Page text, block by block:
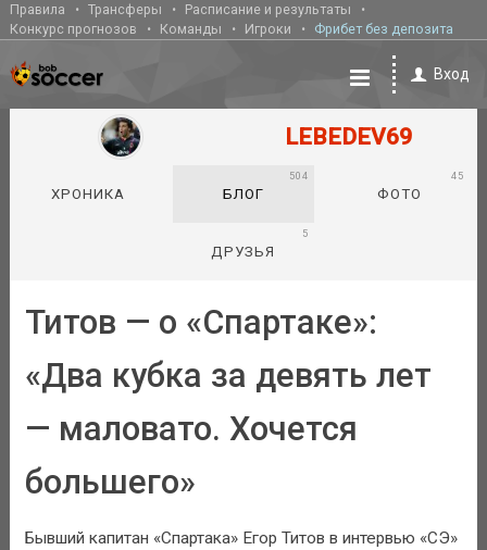
Правила Трансферы
Расписание и результаты
Конкурс прогнозов
Команды Игроки Фрибет без депозита
Вход
LEBEDEV69
ХРОНИКА БЛОГ
504
ФОТО
45
ДРУЗЬЯ
5
Титов — о «Спартаке»:
«Два кубка за девять лет
— маловато. Хочется
большего»
Бывший капитан «Спартака» Егор Титов в интервью «СЭ»